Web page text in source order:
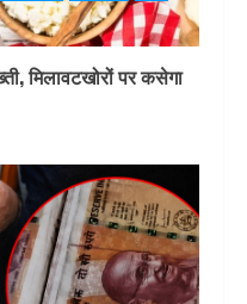
मिलावटखोरों पर कसेगा